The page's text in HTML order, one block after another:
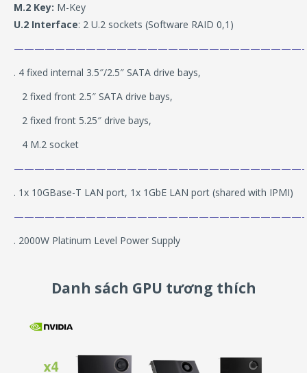
M.2 Key: M-Key
U.2 Interface: 2 U.2 sockets (Software RAID 0,1)
————————————————————————————-
. 4 fixed internal 3.5″/2.5″ SATA drive bays,
2 fixed front 2.5″ SATA drive bays,
2 fixed front 5.25″ drive bays,
4 M.2 socket
————————————————————————————-
. 1x 10GBase-T LAN port, 1x 1GbE LAN port (shared with IPMI)
————————————————————————————-
. 2000W Platinum Level Power Supply
Danh sách GPU tương thích